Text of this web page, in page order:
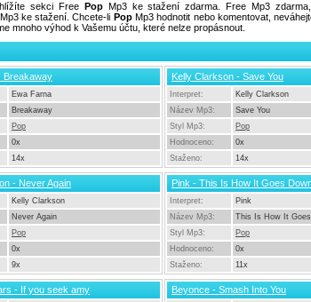
sekci Free PopMp3 ke stažení zdarma. Free Mp3
Mp3 ke stažení. Chcete-li PopMp3 hodnotit nebo komentovat,
mnoho výhod k Vašemu účtu, které nelze propásnout.
Breakaway
Ewa Farna
Breakaway
Pop
0x
14x
Kelly Clarkson - Save You
Interpret:
Kelly Clarkson
Název Mp3:
Save You
Styl Mp3:
Pop
Hodnoceno:
0x
Staženo:
14x
- Never Again
Kelly Clarkson
Never Again
Pop
0x
9x
Pink - This Is How It Goes
Interpret:
Pink
Název Mp3:
This Is How It
Styl Mp3:
Pop
Hodnoceno:
0x
Staženo:
11x
- If you seek amy Beyonce - Smash Into You